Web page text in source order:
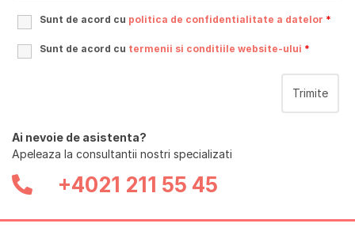
Sunt de acord cu politica de confidentialitate a datelor *
Sunt de acord cu termenii si conditiile website-ului *
Ai nevoie de asistenta?
Apeleaza la consultantii nostri specializati
+4021 211 55 45